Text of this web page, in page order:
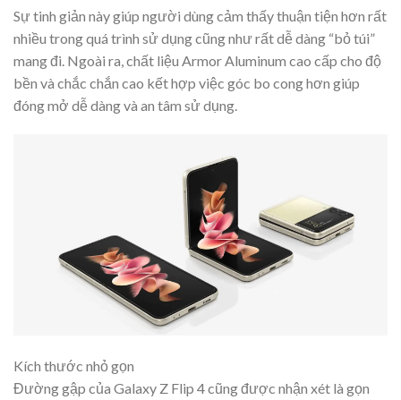
Sự tinh giản này giúp người dùng cảm thấy thuận tiện hơn rất
nhiều trong quá trình sử dụng cũng như rất dễ dàng “bỏ túi”
mang đi. Ngoài ra, chất liệu Armor Aluminum cao cấp cho độ
bền và chắc chắn cao kết hợp việc góc bo cong hơn giúp
đóng mở dễ dàng và an tâm sử dụng.
Kích thước nhỏ gọn
Đường gập của Galaxy Z Flip 4 cũng được nhận xét là gọn